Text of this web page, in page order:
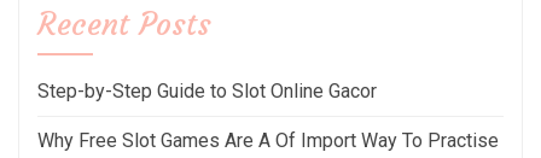
Recent Posts
Step-by-Step Guide to Slot Online Gacor
Why Free Slot Games Are A Of Import Way To Practise